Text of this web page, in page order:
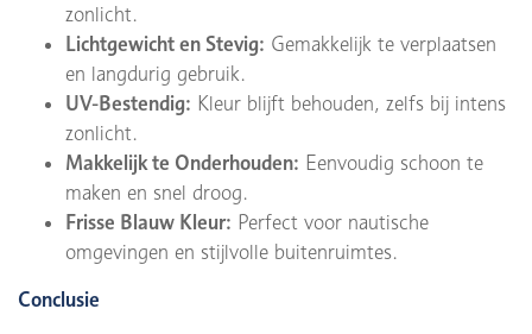
zonlicht.
Lichtgewicht en Stevig: Gemakkelijk te verplaatsen
en langdurig gebruik.
UV-Bestendig: Kleur blijft behouden, zelfs bij intens
zonlicht.
Makkelijk te Onderhouden: Eenvoudig schoon te
maken en snel droog.
Frisse Blauw Kleur: Perfect voor nautische
omgevingen en stijlvolle buitenruimtes.
Conclusie